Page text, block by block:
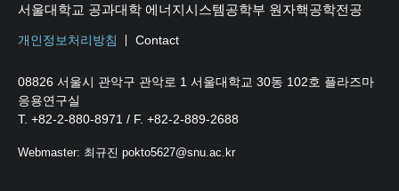
서울대학교 공과대학 에너지시스템공학부 원자핵공학전공
개인정보처리방침 Contact
08826 서울시 관악구 관악로 1 서울대학교 30동 102호 플라즈마
응용연구실
T. +82-2-880-8971 / F. +82-2-889-2688
Webmaster: 최규진 pokto5627@snu.ac.kr